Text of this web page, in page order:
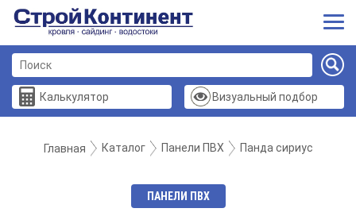
Калькулятор Визуальный подбор
Главная Каталог Панели ПВХ Панда сириус
ПАНЕЛИ ПВХ